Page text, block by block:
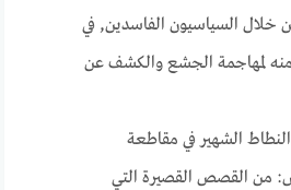
خلال السياسيون الفاسدين, في
لمهاجمة الجشع والكشف عن
الشهير في مقاطعة
من القصص القصيرة التي